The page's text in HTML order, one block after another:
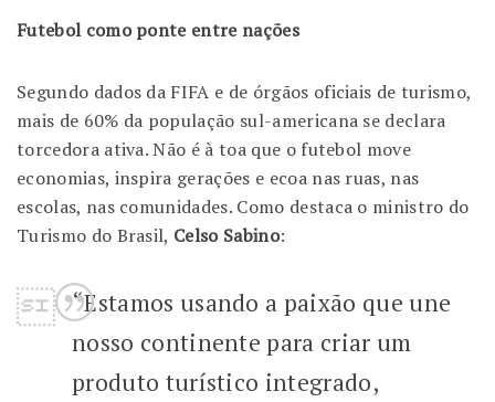
Futebol como ponte entre nações
Segundo dados da FIFA e de órgãos oficiais de turismo,
mais de 60% da população sul-americana se declara
torcedora ativa. Não é à toa que o futebol move
economias, inspira gerações e ecoa nas ruas, nas
escolas, nas comunidades. Como destaca o ministro do
Turismo do Brasil, Celso Sabino:
“Estamos usando a paixão que une
nosso continente para criar um
produto turístico integrado,